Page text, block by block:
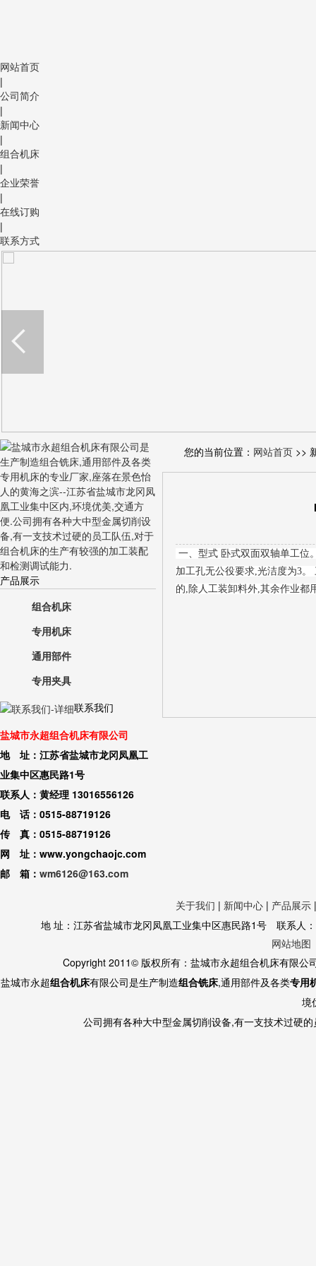
网站首页
|
公司简介
|
新闻中心
|
组合机床
|
企业荣誉
|
在线订购
|
联系方式
产品展示
组合机床
专用机床
通用部件
专用夹具
联系我们
盐城市永超组合机床有限公司
地 址：江苏省盐城市龙冈凤凰工
业集中区惠民路1号
联系人：黄经理 13016556126
电 话：0515-88719126
传 真：0515-88719126
网 址：www.yongchaojc.com
邮 箱： wm6126@163.com
您的当前位置： 网站首页 >>
一、型式 卧式双面双轴单工位
加工孔无公役要求,光洁度为3
的,除人工装卸料外,其余作业都
关于我们 | 新闻中心 | 产品展示
地 址：江苏省盐城市龙冈凤凰工业集中区惠民路1号 联系
网站地图
Copyright 2011© 版权所有：盐城市永超组合机床有限
盐城市永超组合机床有限公司是生产制造组合铣床,通用部件及各类专用
境
公司拥有各种大中型金属切削设备,有一支技术过硬